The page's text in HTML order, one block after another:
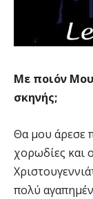
Με ποιόν
σκηνής;
Θα μου άρεσε
χορωδίες και
πολύ